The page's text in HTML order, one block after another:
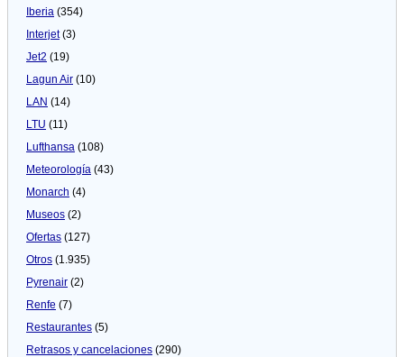
Iberia (354)
Interjet(3)
Jet2 (19)
Lagun Air (10)
LAN (14)
LTU (11)
Lufthansa (108)
Meteorologí­a (43)
Monarch (4)
Museos (2)
Ofertas (127)
Otros (1.935)
Pyrenair (2)
Renfe (7)
Restaurantes (5)
Retrasos y cancelaciones (290)